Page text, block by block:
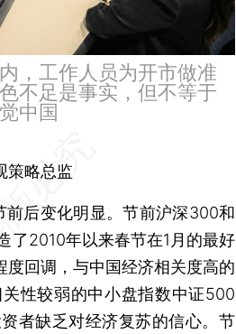
，工作人员为开市做准
不足是事实，但不等于
中国
略总监
前后变化明显。节前沪深300和
了2010年以来春节在1月的最好
回调，与中国经济相关度高的
性较弱的中小盘指数中证500
者缺乏对经济复苏的信心。节